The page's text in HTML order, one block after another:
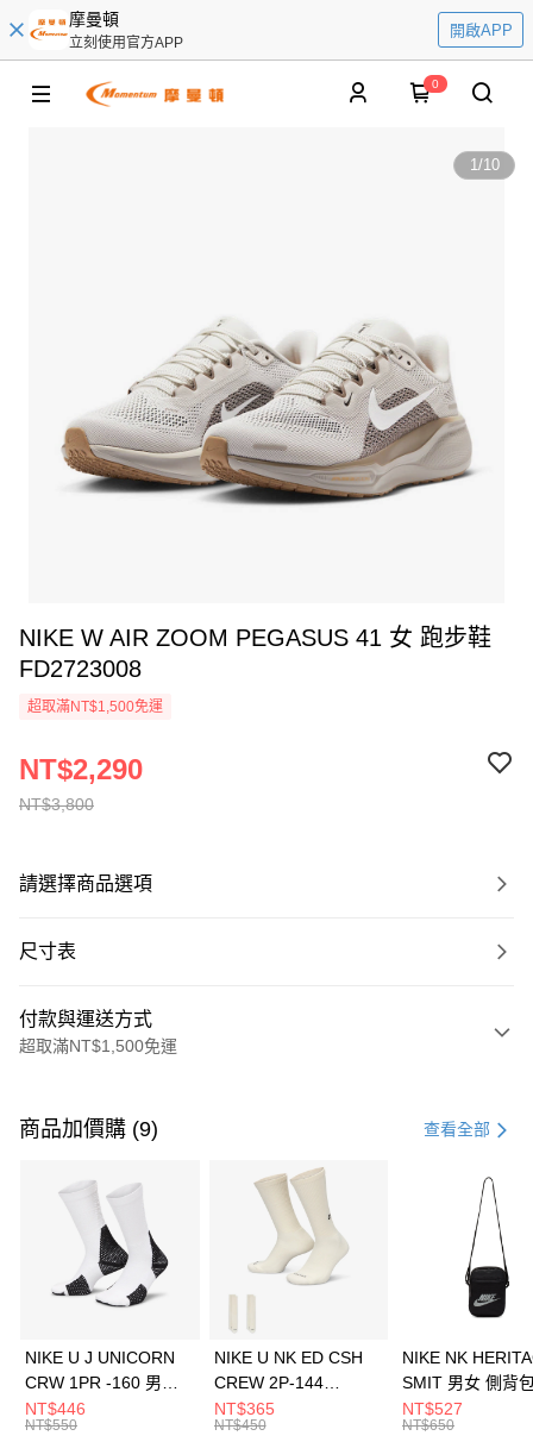
摩曼頓
立刻使用官方APP
開啟APP
0
1/10
NIKE W AIR ZOOM PEGASUS 41 女 跑步鞋
FD2723008
超取滿NT$1,500免運
NT$3,800
NT$2,290
請選擇商品選項
尺寸表
付款與運送方式
超取滿NT$1,500免運
信用卡一次付款
3 期 0 利率 每期 21家銀行
合作金庫商業銀行
第一商業銀行
華南商業銀行
彰化商業銀行
上海商業儲蓄銀行
元大商業銀行
Apple Pay
全盈+PAY
AFTEE先享後付
商品加價購 (9) 查看全部
NIKE U J UNICORN
CRW 1PR -160 男女
中統襪 FZ3393100
NT$446
NT$550
NIKE U NK ED CSH
CREW 2P-144
EMBRDY 男女 短統襪
FZ3073133
NT$365
NT$450
NIKE NK
SMIT 男女 側背
BA5871010
NT$527
NT$650